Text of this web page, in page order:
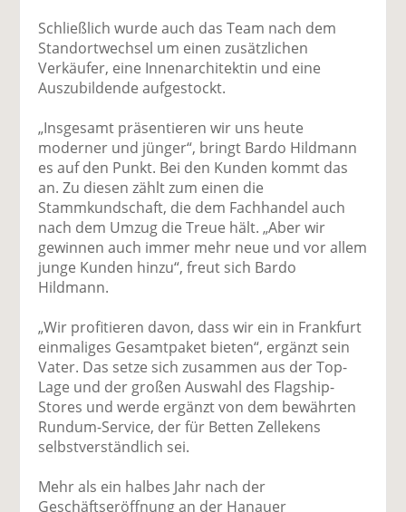
Schließlich wurde auch das Team nach dem
Standortwechsel um einen zusätzlichen
Verkäufer, eine Innenarchitektin und eine
Auszubildende aufgestockt.
„Insgesamt präsentieren wir uns heute
moderner und jünger“, bringt Bardo Hildmann
es auf den Punkt. Bei den Kunden kommt das
an. Zu diesen zählt zum einen die
Stammkundschaft, die dem Fachhandel auch
nach dem Umzug die Treue hält. „Aber wir
gewinnen auch immer mehr neue und vor allem
junge Kunden hinzu“, freut sich Bardo
Hildmann.
„Wir profitieren davon, dass wir ein in Frankfurt
einmaliges Gesamtpaket bieten“, ergänzt sein
Vater. Das setze sich zusammen aus der Top-
Lage und der großen Auswahl des Flagship-
Stores und werde ergänzt von dem bewährten
Rundum-Service, der für Betten Zellekens
selbstverständlich sei.
Mehr als ein halbes Jahr nach der
Geschäftseröffnung an der Hanauer